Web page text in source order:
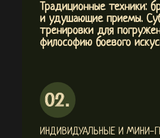
Традиционные техники:
и удушающие приемы.
тренировки для
философию боевого
ИНДИВИДУАЛЬНЫЕ И МИНИ-